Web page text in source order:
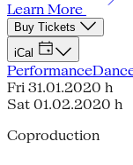
Learn More
Buy Tickets
iCal
Performance
Fri 31.01.2020 h
Sat 01.02.2020 h
Coproduction